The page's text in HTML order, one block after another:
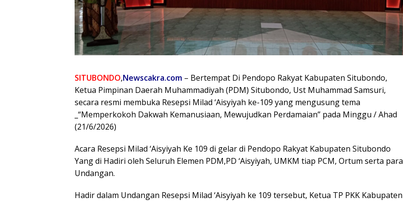
SITUBONDO,Newscakra.com – Bertempat Di Pendopo Rakyat Kabupaten Situbondo,
Ketua Pimpinan Daerah Muhammadiyah (PDM) Situbondo, Ust Muhammad Samsuri,
secara resmi membuka Resepsi Milad ‘Aisyiyah ke-109 yang mengusung tema
_“Memperkokoh Dakwah Kemanusiaan, Mewujudkan Perdamaian” pada Minggu / Ahad
(21/6/2026)
Acara Resepsi Milad ‘Aisyiyah Ke 109 di gelar di Pendopo Rakyat Kabupaten Situbondo
Yang di Hadiri oleh Seluruh Elemen PDM,PD ‘Aisyiyah, UMKM tiap PCM, Ortum serta para
Undangan.
Hadir dalam Undangan Resepsi Milad ‘Aisyiyah ke 109 tersebut, Ketua TP PKK Kabupaten